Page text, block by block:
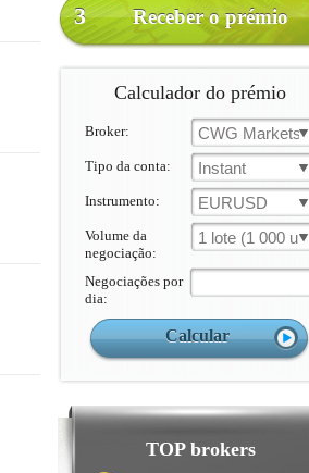
3 Receber o prémio
Calculador do prémio
Broker: CWG Markets
Tipo da conta: Instant
Instrumento: EURUSD
Volume da
negociação:
1 lote (1 000 un.)
Negociações por
dia:
TOP brokers